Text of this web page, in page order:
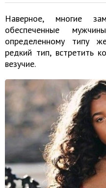
Наверное, многие
обеспеченные
определенному типу
редкий тип, встретить
везучие.